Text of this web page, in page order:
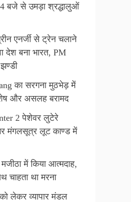
बजे से उमड़ा श्रद्धालुओं
एनर्जी से ट्रेन चलाने
देश बना भारत, PM
का सरगना मुठभेड़ में
और असलह बरामद
2 पेशेवर लुटेरे
मंगलसूत्र लूट काण्‍ड में
में किया आत्मदाह,
चाहता था मरना
लेकर व्यापार मंडल